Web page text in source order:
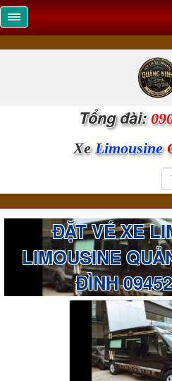
Tổng đài:
XeLimousine
ĐẶT VÉ XE
LIMOUSINE
ĐÌNH